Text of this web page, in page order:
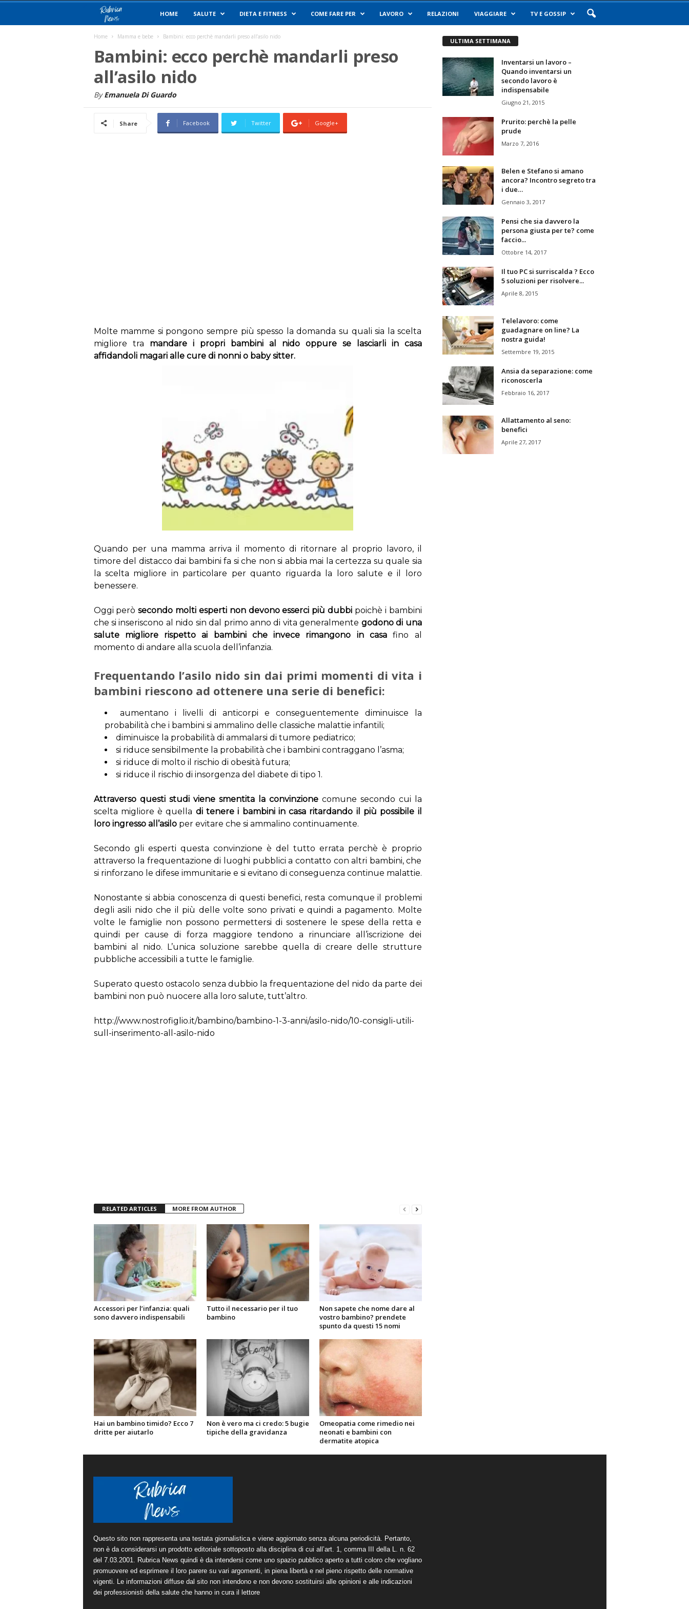
u
b
r
HOME SALUTE DIETA E FITNESS COME FARE PER LAVORO RELAZIONI VIAGGIARE TV E GOSSIP
Home Mamma e bebe Bambini: ecco perchè mandarli preso all’asilo nido
Bambini: ecco perchè mandarli preso
all’asilo nido
By Emanuela Di Guardo
Share Facebook Twitter Google+
Molte mamme si pongono sempre più spesso la domanda su quali sia la scelta
migliore tra mandare i propri bambini al nido oppure se lasciarli in casa
affidandoli magari alle cure di nonni o baby sitter.
Quando per una mamma arriva il momento di ritornare al proprio lavoro, il
timore del distacco dai bambini fa si che non si abbia mai la certezza su quale sia
la scelta migliore in particolare per quanto riguarda la loro salute e il loro
benessere.
Oggi peròsecondo molti esperti non devono esserci più dubbi poichè i bambini
che si inseriscono al nido sin dal primo anno di vita generalmente godono di una
salute migliore rispetto ai bambini che invece rimangono in casafino al
momento di andare alla scuola dell’infanzia.
Frequentando l’asilo nido sin dai primi momenti di vita i
bambini riescono ad ottenere una serie di benefici:
aumentano i livelli di anticorpi e conseguentemente diminuisce la
probabilità che i bambini si ammalino delle classiche malattie infantili;
diminuisce la probabilità di ammalarsi di tumore pediatrico;
si riduce sensibilmente la probabilità che i bambini contraggano l’asma;
si riduce di molto il rischio di obesità futura;
si riduce il rischio di insorgenza del diabete di tipo 1.
Attraverso questi studi viene smentita la convinzionecomune secondo cui la
scelta migliore è quella di tenere i bambini in casa ritardando il più possibile il
loro ingresso all’asiloper evitare che si ammalino continuamente.
Secondo gli esperti questa convinzione è del tutto errata perchè è proprio
attraverso la frequentazione di luoghi pubblici a contatto con altri bambini, che
si rinforzano le difese immunitarie e si evitano di conseguenza continue malattie.
Nonostante si abbia conoscenza di questi benefici, resta comunque il problemi
degli asili nido che il più delle volte sono privati e quindi a pagamento. Molte
volte le famiglie non possono permettersi di sostenere le spese della retta e
quindi per cause di forza maggiore tendono a rinunciare all’iscrizione dei
bambini al nido. L’unica soluzione sarebbe quella di creare delle strutture
pubbliche accessibili a tutte le famiglie.
Superato questo ostacolo senza dubbio la frequentazione del nido da parte dei
bambini non può nuocere alla loro salute, tutt’altro.
http://www.nostrofiglio.it/bambino/bambino-1-3-anni/asilo-nido/10-consigli-utili-
sull-inserimento-all-asilo-nido
RELATED ARTICLES MORE FROM AUTHOR
Accessori per l’infanzia: quali
sono davvero indispensabili
Tutto il necessario per il tuo
bambino
Non sapete che nome dare al
vostro bambino? prendete
spunto da questi 15 nomi
Hai un bambino timido? Ecco 7
dritte per aiutarlo
Non è vero ma ci credo: 5 bugie
tipiche della gravidanza
Omeopatia come rimedio nei
neonati e bambini con
dermatite atopica
ULTIMA SETTIMANA
Inventarsi un lavoro –
Quando inventarsi un
secondo lavoro è
indispensabile
Giugno 21, 2015
Prurito: perchè la pelle
prude
Marzo 7, 2016
Belen e Stefano si amano
ancora? Incontro segreto tra
i due…
Gennaio 3, 2017
Pensi che sia davvero la
persona giusta per te? come
faccio...
Ottobre 14, 2017
Il tuo PC si surriscalda ? Ecco
5 soluzioni per risolvere...
Aprile 8, 2015
Telelavoro: come
guadagnare on line? La
nostra guida!
Settembre 19, 2015
Ansia da separazione: come
riconoscerla
Febbraio 16, 2017
Allattamento al seno:
benefici
Aprile 27, 2017
Questo sito non rappresenta una testata giornalistica e viene aggiornato senza alcuna periodicità. Pertanto,
non è da considerarsi un prodotto editoriale sottoposto alla disciplina di cui all’art. 1, comma III della L. n. 62
del 7.03.2001. Rubrica News quindi è da intendersi come uno spazio pubblico aperto a tutti coloro che vogliano
promuovere ed esprimere il loro parere su vari argomenti, in piena libertà e nel pieno rispetto delle normative
vigenti. Le informazioni diffuse dal sito non intendono e non devono sostituirsi alle opinioni e alle indicazioni
dei professionisti della salute che hanno in cura il lettore